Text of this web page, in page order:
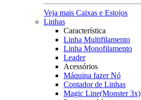
Veja mais Caixas e Estojos
Linhas
Característica
Linha Multifilamento
Linha Monofilamento
Leader
Acessórios
Máquina fazer Nó
Contador de Linhas
Magic Line(Monster 3x)